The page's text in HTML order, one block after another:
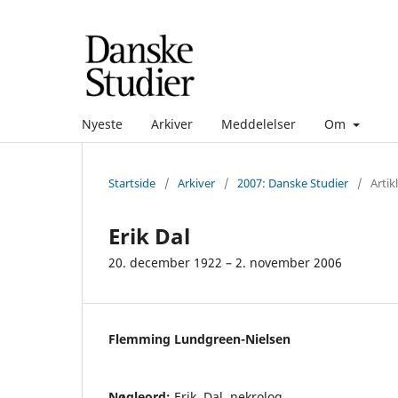
Nyeste Arkiver Meddelelser Om
Startside / Arkiver / 2007: Danske Studier /
Erik Dal
20. december 1922 – 2. november 2006
Flemming Lundgreen-Nielsen